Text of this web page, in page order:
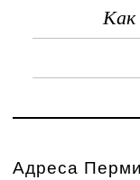
Как
Адреса